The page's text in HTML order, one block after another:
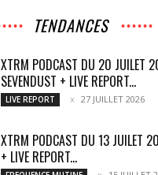
TENDANCES
XTRM PODCAST DU 20 JUILET
SEVENDUST + LIVE REPORT...
LIVE REPORT 27 JUILLET 2026
XTRM PODCAST DU 13 JUILET
+ LIVE REPORT...